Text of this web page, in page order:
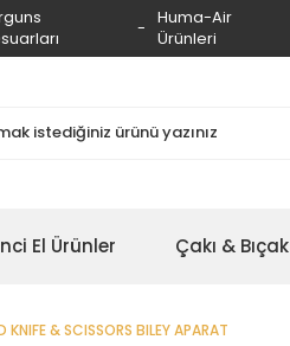
Huma-Air
Ürünleri
El Ürünler Çakı & Bıçak
& SCISSORS BILEY APARAT